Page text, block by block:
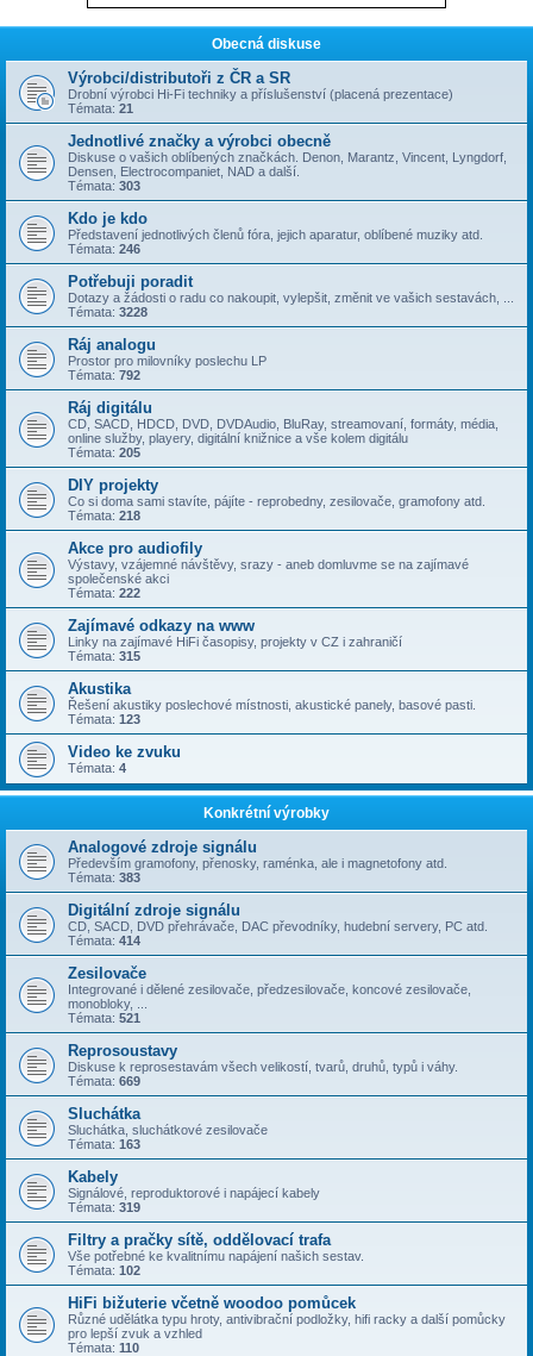
Obecná diskuse
Výrobci/distributoři z ČR a SR
Drobní výrobci Hi-Fi techniky a příslušenství (placená prezentace)
Témata: 21
Jednotlivé značky a výrobci obecně
Diskuse o vašich oblíbených značkách. Denon, Marantz, Vincent, Lyngdorf,
Densen, Electrocompaniet, NAD a další.
Témata: 303
Kdo je kdo
Představení jednotlivých členů fóra, jejich aparatur, oblíbené muziky atd.
Témata: 246
Potřebuji poradit
Dotazy a žádosti o radu co nakoupit, vylepšit, změnit ve vašich sestavách, ...
Témata: 3228
Ráj analogu
Prostor pro milovníky poslechu LP
Témata: 792
Ráj digitálu
CD, SACD, HDCD, DVD, DVDAudio, BluRay, streamovaní, formáty, média,
online služby, playery, digitální knižnice a vše kolem digitálu
Témata: 205
DIY projekty
Co si doma sami stavíte, pájíte - reprobedny, zesilovače, gramofony atd.
Témata: 218
Akce pro audiofily
Výstavy, vzájemné návštěvy, srazy - aneb domluvme se na zajímavé
společenské akci
Témata: 222
Zajímavé odkazy na www
Linky na zajímavé HiFi časopisy, projekty v CZ i zahraničí
Témata: 315
Akustika
Řešení akustiky poslechové místnosti, akustické panely, basové pasti.
Témata: 123
Video ke zvuku
Témata: 4
Konkrétní výrobky
Analogové zdroje signálu
Především gramofony, přenosky, raménka, ale i magnetofony atd.
Témata: 383
Digitální zdroje signálu
CD, SACD, DVD přehrávače, DAC převodníky, hudební servery, PC atd.
Témata: 414
Zesilovače
Integrované i dělené zesilovače, předzesilovače, koncové zesilovače,
monobloky, ...
Témata: 521
Reprosoustavy
Diskuse k reprosestavám všech velikostí, tvarů, druhů, typů i váhy.
Témata: 669
Sluchátka
Sluchátka, sluchátkové zesilovače
Témata: 163
Kabely
Signálové, reproduktorové i napájecí kabely
Témata: 319
Filtry a pračky sítě, oddělovací trafa
Vše potřebné ke kvalitnímu napájení našich sestav.
Témata: 102
HiFi bižuterie včetně woodoo pomůcek
Různé udělátka typu hroty, antivibrační podložky, hifi racky a další pomůcky
pro lepší zvuk a vzhled
Témata: 110